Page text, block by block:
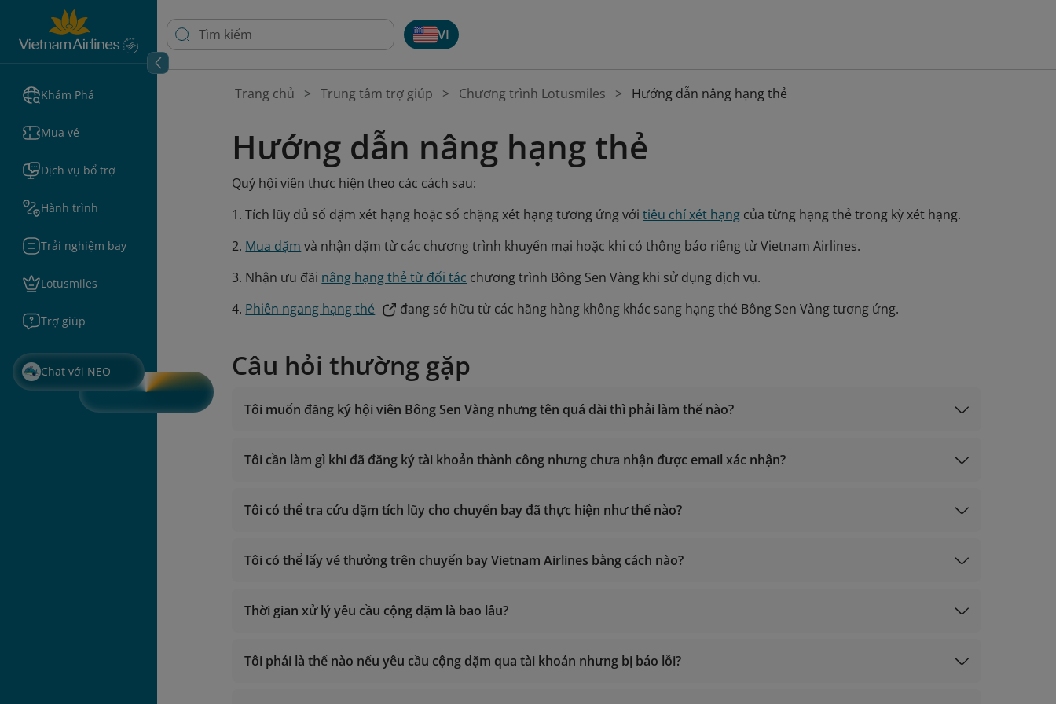
Khám Phá
Mua vé
Dịch vụ bổ trợ
Hành trình
Trải nghiệm bay
Lotusmiles
Trợ giúp
Chat với NEO
VI
Trang chủ Trung tâm trợ giúp Chương trình Lotusmiles Hướng dẫn nâng hạng thẻ
Hướng dẫn nâng hạng thẻ
Quý hội viên thực hiện theo các cách sau:
1. Tích lũy đủ số dặm xét hạng hoặc số chặng xét hạng tương ứng vớitiêu chí xét hạng của từng hạng thẻ trong kỳ xét hạng.
2. Mua dặm và nhận dặm từ các chương trình khuyến mại hoặc khi có thông báo riêng từ Vietnam Airlines.
3. Nhận ưu đãi nâng hạng thẻ từ đối tác chương trình Bông Sen Vàng khi sử dụng dịch vụ.
4. Phiên ngang hạng thẻ đang sở hữu từ các hãng hàng không khác sang hạng thẻ Bông Sen Vàng tương ứng.
Câu hỏi thường gặp
Tôi muốn đăng ký hội viên Bông Sen Vàng nhưng tên quá dài thì phải làm thế nào?
Gọi từ nước ngoài về Việt Nam: +84 24 38320320
vip.lotusmiles@vietnamairlines.com
(dành cho hội viên Triệu Dặm, Bạch Kim, Vàng)
lotusmiles@vietnamairlines.com (dành cho hội viên Titan, Bạc, Đăng ký)
Tôi cần làm gì khi đã đăng ký tài khoản thành công nhưng chưa nhận được email xác nhận?
Giờ hoạt động 24/7
Gọi từ nước ngoài về Việt Nam: +84 24 38320320
lotusmiles@vietnamairlines.com (dành cho hội viên Titan, Bạc, Đăng ký)
Tôi có thể tra cứu dặm tích lũy cho chuyến bay đã thực hiện như thế nào?
Tôi có thể lấy vé thưởng trên chuyến bay Vietnam Airlines bằng cách nào?
Yêu cầu lấy thưởng hàng không Yêu cầu lấy thưởng khác
Thời gian xử lý yêu cầu cộng dặm là bao lâu?
Tôi phải là thế nào nếu yêu cầu cộng dặm qua tài khoản nhưng bị báo lỗi?